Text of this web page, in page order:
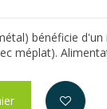
bénéficie
méplat).